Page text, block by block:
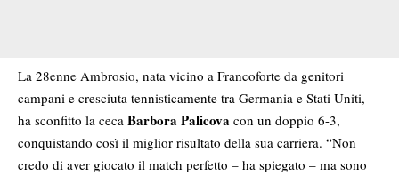
La 28enne Ambrosio, nata vicino a Francoforte da genitori
campani e cresciuta tennisticamente tra Germania e Stati Uniti,
ha sconfitto la ceca Barbora Palicova con un doppio 6-3,
conquistando così il miglior risultato della sua carriera. “Non
credo di aver giocato il match perfetto – ha spiegato – ma sono